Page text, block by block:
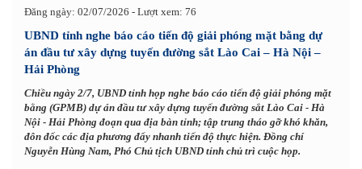
Đăng ngày: 02/07/2026 - Lượt xem: 76
UBND tỉnh nghe báo cáo tiến độ giải phóng mặt bằng dự
án đầu tư xây dựng tuyến đường sắt Lào Cai – Hà Nội –
Hải Phòng
Chiều ngày 2/7, UBND tỉnh họp nghe báo cáo tiến độ giải phóng mặt
bằng (GPMB) dự án đầu tư xây dựng tuyến đường sắt Lào Cai - Hà
Nội - Hải Phòng đoạn qua địa bàn tỉnh; tập trung tháo gỡ khó khăn,
đôn đốc các địa phương đẩy nhanh tiến độ thực hiện. Đồng chí
Nguyễn Hùng Nam, Phó Chủ tịch UBND tỉnh chủ trì cuộc họp.